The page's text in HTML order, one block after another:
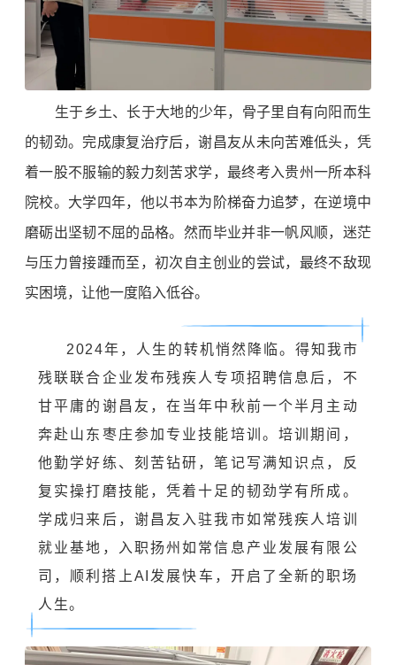
生于乡土、长于大地的少年，骨子里自有向阳而生
的韧劲。完成康复治疗后，谢昌友从未向苦难低头，凭
着一股不服输的毅力刻苦求学，最终考入贵州一所本科
院校。大学四年，他以书本为阶梯奋力追梦，在逆境中
磨砺出坚韧不屈的品格。然而毕业并非一帆风顺，迷茫
与压力曾接踵而至，初次自主创业的尝试，最终不敌现
实困境，让他一度陷入低谷。
2024年，人生的转机悄然降临。得知我市
残联联合企业发布残疾人专项招聘信息后，不
甘平庸的谢昌友，在当年中秋前一个半月主动
奔赴山东枣庄参加专业技能培训。培训期间，
他勤学好练、刻苦钻研，笔记写满知识点，反
复实操打磨技能，凭着十足的韧劲学有所成。
学成归来后，谢昌友入驻我市如常残疾人培训
就业基地，入职扬州如常信息产业发展有限公
司，顺利搭上AI发展快车，开启了全新的职场
人生。